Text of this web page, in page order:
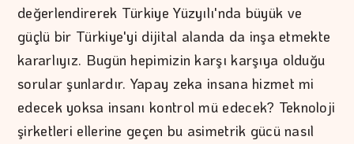
değerlendirerek Türkiye Yüzyılı'nda büyük ve
güçlü bir Türkiye'yi dijital alanda da inşa etmekte
kararlıyız. Bugün hepimizin karşı karşıya olduğu
sorular şunlardır. Yapay zeka insana hizmet mi
edecek yoksa insanı kontrol mü edecek? Teknoloji
şirketleri ellerine geçen bu asimetrik gücü nasıl